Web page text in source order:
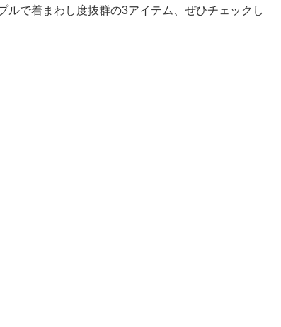
ルで着まわし度抜群の3アイテム、ぜひチェックし